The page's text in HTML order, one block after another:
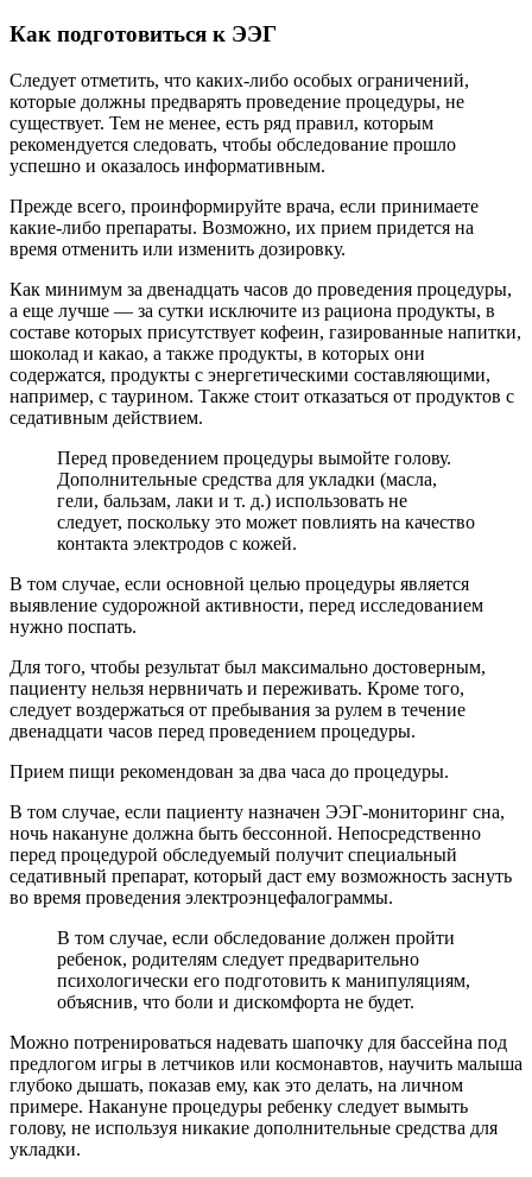
Как подготовиться к ЭЭГ
Следует отметить, что каких-либо особых ограничений,
которые должны предварять проведение процедуры, не
существует. Тем не менее, есть ряд правил, которым
рекомендуется следовать, чтобы обследование прошло
успешно и оказалось информативным.
Прежде всего, проинформируйте врача, если принимаете
какие-либо препараты. Возможно, их прием придется на
время отменить или изменить дозировку.
Как минимум за двенадцать часов до проведения процедуры,
а еще лучше — за сутки исключите из рациона продукты, в
составе которых присутствует кофеин, газированные напитки,
шоколад и какао, а также продукты, в которых они
содержатся, продукты с энергетическими составляющими,
например, с таурином. Также стоит отказаться от продуктов с
седативным действием.
Перед проведением процедуры вымойте голову.
Дополнительные средства для укладки (масла,
гели, бальзам, лаки и т. д.) использовать не
следует, поскольку это может повлиять на качество
контакта электродов с кожей.
В том случае, если основной целью процедуры является
выявление судорожной активности, перед исследованием
нужно поспать.
Для того, чтобы результат был максимально достоверным,
пациенту нельзя нервничать и переживать. Кроме того,
следует воздержаться от пребывания за рулем в течение
двенадцати часов перед проведением процедуры.
Прием пищи рекомендован за два часа до процедуры.
В том случае, если пациенту назначен ЭЭГ-мониторинг сна,
ночь накануне должна быть бессонной. Непосредственно
перед процедурой обследуемый получит специальный
седативный препарат, который даст ему возможность заснуть
во время проведения электроэнцефалограммы.
В том случае, если обследование должен пройти
ребенок, родителям следует предварительно
психологически его подготовить к манипуляциям,
объяснив, что боли и дискомфорта не будет.
Можно потренироваться надевать шапочку для бассейна под
предлогом игры в летчиков или космонавтов, научить малыша
глубоко дышать, показав ему, как это делать, на личном
примере. Накануне процедуры ребенку следует вымыть
голову, не используя никакие дополнительные средства для
укладки.